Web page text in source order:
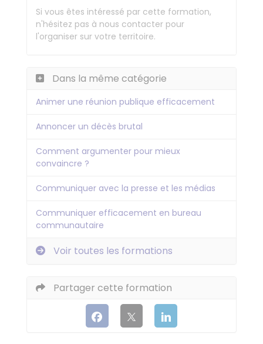
Si vous êtes intéressé par cette formation,
n'hésitez pas à nous contacter pour
l'organiser sur votre territoire.
Dans la même catégorie
Animer une réunion publique efficacement
Annoncer un décès brutal
Comment argumenter pour mieux
convaincre ?
Communiquer avec la presse et les médias
Communiquer efficacement en bureau
communautaire
Voir toutes les formations
Partager cette formation